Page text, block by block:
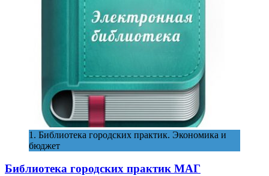
1. Библиотека городских практик. Экономика и
бюджет
Библиотека городских практик МАГ